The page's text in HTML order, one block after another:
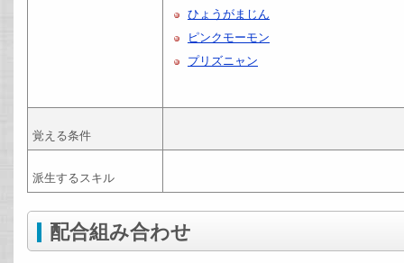
ひょうがまじん
ピンクモーモン
プリズニャン
覚える条件
派生するスキル
配合組み合わせ